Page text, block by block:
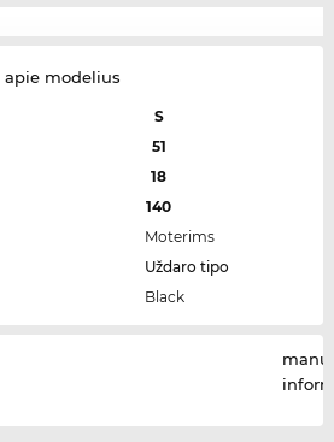
apie modelius
S
51
18
140
Moterims
Uždaro tipo
Black